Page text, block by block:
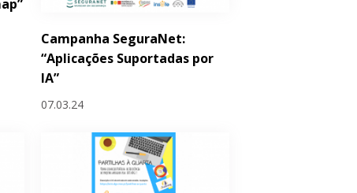
Campanha SeguraNet:
“Aplicações Suportadas por
IA”
07.03.24